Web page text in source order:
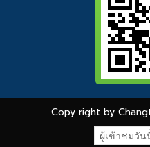
Copy right by
ผู้เข้าชมวัน